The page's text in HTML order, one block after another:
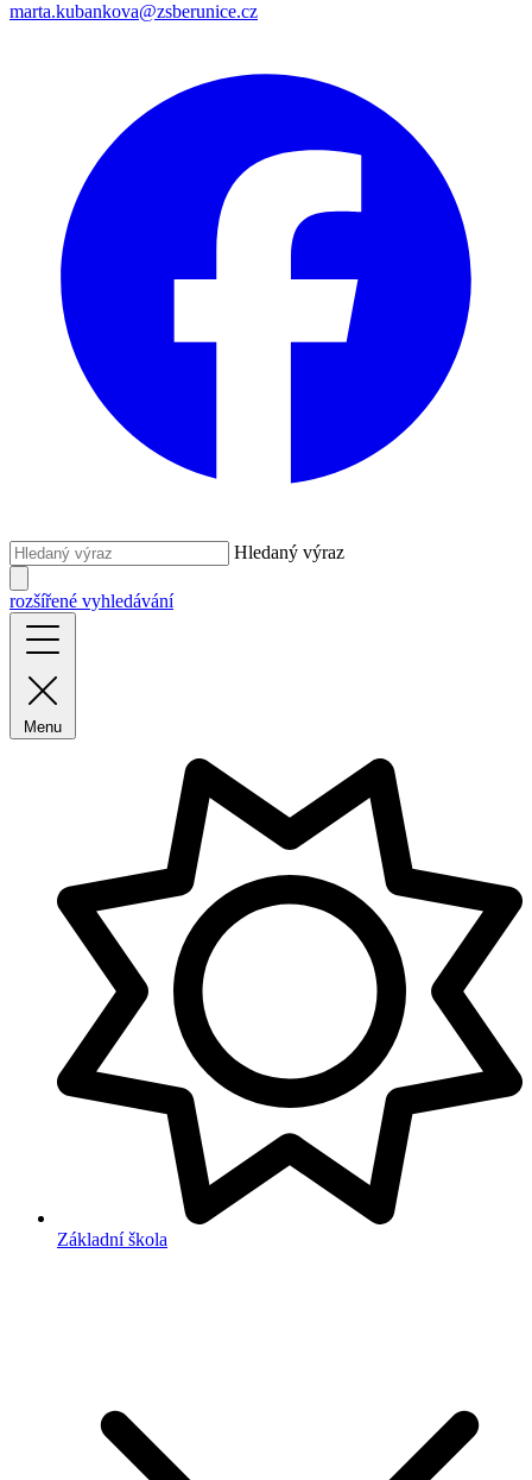
marta.kubankova@zsberunice.cz
Hledaný výraz
rozšířené vyhledávání
Menu
Základní škola